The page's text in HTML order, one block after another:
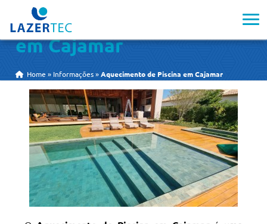
Aquecimento de Piscina
em Cajamar
Home » Informações »Aquecimento de Piscina em Cajamar